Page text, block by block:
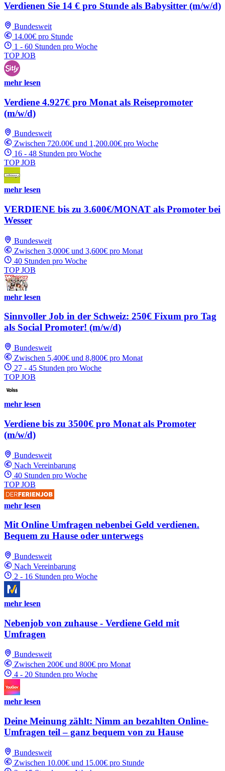
Verdienen Sie 14 € pro Stunde als Babysitter (m/w/d)
Bundesweit
14.00€ pro Stunde
1 - 60 Stunden pro Woche
TOP JOB
mehr lesen
Verdiene 4.927€ pro Monat als Reisepromoter
(m/w/d)
Bundesweit
Zwischen 720.00€ und 1,200.00€ pro Woche
16 - 48 Stunden pro Woche
TOP JOB
mehr lesen
VERDIENE bis zu 3.600€/MONAT als Promoter bei
Wesser
Bundesweit
Zwischen 3,000€ und 3,600€ pro Monat
40 Stunden pro Woche
TOP JOB
mehr lesen
Sinnvoller Job in der Schweiz: 250€ Fixum pro Tag
als Social Promoter! (m/w/d)
Bundesweit
Zwischen 5,400€ und 8,800€ pro Monat
27 - 45 Stunden pro Woche
TOP JOB
mehr lesen
Verdiene bis zu 3500€ pro Monat als Promoter
(m/w/d)
Bundesweit
Nach Vereinbarung
40 Stunden pro Woche
TOP JOB
mehr lesen
Mit Online Umfragen nebenbei Geld verdienen.
Bequem zu Hause oder unterwegs
Bundesweit
Nach Vereinbarung
2 - 16 Stunden pro Woche
mehr lesen
Nebenjob von zuhause - Verdiene Geld mit
Umfragen
Bundesweit
Zwischen 200€ und 800€ pro Monat
4 - 20 Stunden pro Woche
mehr lesen
Deine Meinung zählt: Nimm an bezahlten Online-
Umfragen teil – ganz bequem von zu Hause
Bundesweit
Zwischen 10.00€ und 15.00€ pro Stunde